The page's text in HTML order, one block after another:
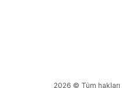
2026 © Tüm hakları